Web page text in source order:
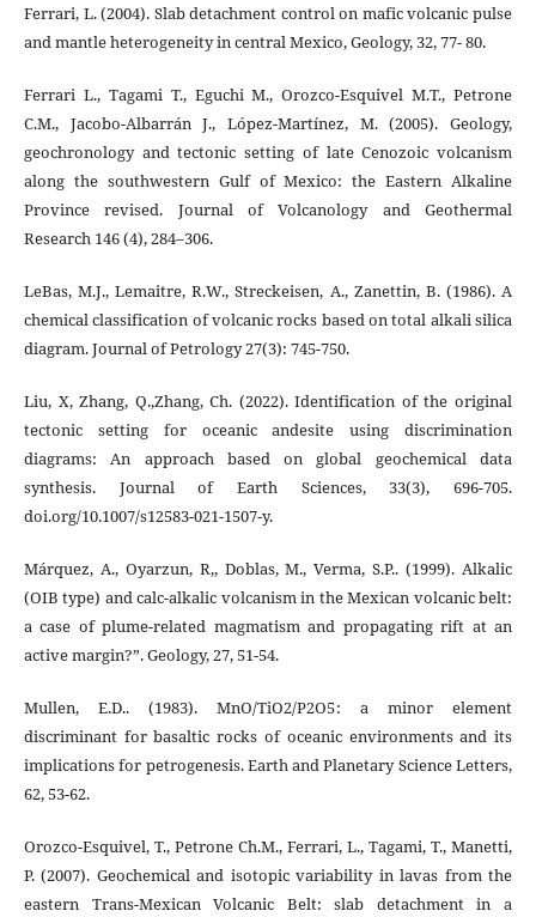
Ferrari, L. (2004). Slab detachment control on mafic volcanic pulse
and mantle heterogeneity in central Mexico, Geology, 32, 77- 80.
Ferrari L., Tagami T., Eguchi M., Orozco-Esquivel M.T., Petrone
C.M., Jacobo-Albarrán J., López-Martínez, M. (2005). Geology,
geochronology and tectonic setting of late Cenozoic volcanism
along the southwestern Gulf of Mexico: the Eastern Alkaline
Province revised. Journal of Volcanology and Geothermal
Research 146 (4), 284–306.
LeBas, M.J., Lemaitre, R.W., Streckeisen, A., Zanettin, B. (1986). A
chemical classification of volcanic rocks based on total alkali silica
diagram. Journal of Petrology 27(3): 745-750.
Liu, X, Zhang, Q.,Zhang, Ch. (2022). Identification of the original
tectonic setting for oceanic andesite using discrimination
diagrams: An approach based on global geochemical data
synthesis. Journal of Earth Sciences, 33(3), 696-705.
doi.org/10.1007/s12583-021-1507-y.
Márquez, A., Oyarzun, R,, Doblas, M., Verma, S.P.. (1999). Alkalic
(OIB type) and calc-alkalic volcanism in the Mexican volcanic belt:
a case of plume-related magmatism and propagating rift at an
active margin?”. Geology, 27, 51-54.
Mullen, E.D.. (1983). MnO/TiO2/P2O5: a minor element
discriminant for basaltic rocks of oceanic environments and its
implications for petrogenesis. Earth and Planetary Science Letters,
62, 53-62.
Orozco-Esquivel, T., Petrone Ch.M., Ferrari, L., Tagami, T., Manetti,
P. (2007). Geochemical and isotopic variability in lavas from the
eastern Trans-Mexican Volcanic Belt: slab detachment in a